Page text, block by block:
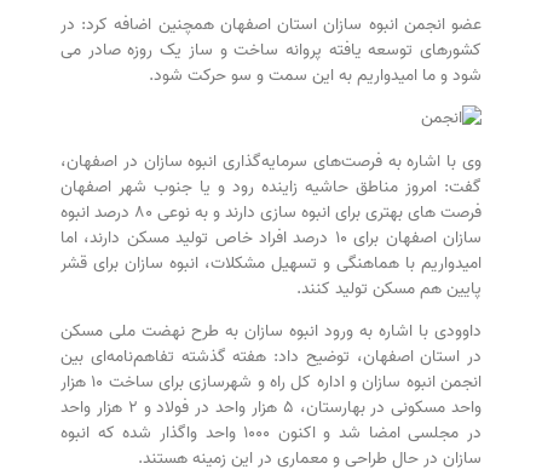
عضو انجمن انبوه سازان استان اصفهان همچنین اضافه کرد: در
کشورهای توسعه یافته پروانه ساخت و ساز یک روزه صادر می
شود و ما امیدواریم به این سمت و سو حرکت شود.
وی با اشاره به فرصت‌های سرمایه‌گذاری انبوه سازان در اصفهان،
گفت: امروز مناطق حاشیه زاینده رود و یا جنوب شهر اصفهان
فرصت های بهتری برای انبوه سازی دارند و به نوعی ۸۰ درصد انبوه
سازان اصفهان برای ۱۰ درصد افراد خاص تولید مسکن دارند، اما
امیدواریم با هماهنگی و تسهیل مشکلات، انبوه سازان برای قشر
پایین هم مسکن تولید کنند.
داوودی با اشاره به ورود انبوه سازان به طرح نهضت ملی مسکن
در استان اصفهان، توضیح داد: هفته گذشته تفاهم‌نامه‌ای بین
انجمن انبوه سازان و اداره کل راه و شهرسازی برای ساخت ۱۰ هزار
واحد مسکونی در بهارستان، ۵ هزار واحد در فولاد و ۲ هزار واحد
در مجلسی امضا شد و اکنون ۱۰۰۰ واحد واگذار شده که انبوه
سازان در حال طراحی و معماری در این زمینه هستند.